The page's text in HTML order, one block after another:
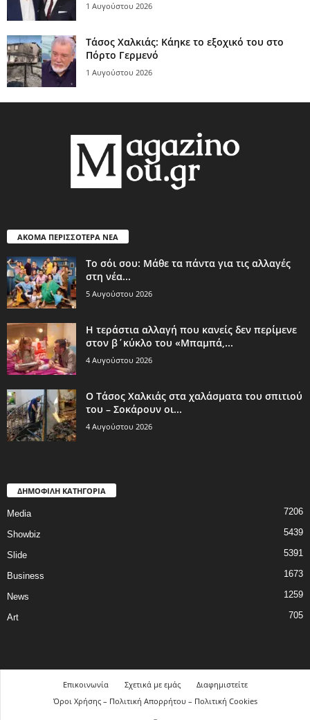
1 Αυγούστου 2026
Τάσος Χαλκιάς: Κάηκε το εξοχικό του στο
Πόρτο Γερμενό
1 Αυγούστου 2026
ΑΚΟΜΑ ΠΕΡΙΣΣΟΤΕΡΑ ΝΕΑ
Το σόι σου: Μάθε τα πάντα για τις αλλαγές
στη νέα...
5 Αυγούστου 2026
Η τεράστια αλλαγή που κανείς δεν περίμενε
στον β΄κύκλο του «Μπαμπά,...
4 Αυγούστου 2026
Ο Τάσος Χαλκιάς στα χαλάσματα του σπιτιού
του – Σοκάρουν οι...
4 Αυγούστου 2026
ΔΗΜΟΦΙΛΗ ΚΑΤΗΓΟΡΙΑ
Media 7206
Showbiz 5439
Slide 5391
Business 1673
News 1259
Art 705
Επικοινωνία Σχετικά με εμάς
Διαφημιστείτε
Όροι Χρήσης – Πολιτική Απορρήτου – Πολιτική Cookies